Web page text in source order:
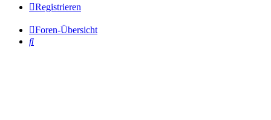
Registrieren
Foren-Übersicht
Suche